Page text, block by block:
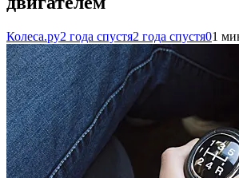
Колеса.ру2 года спустя2 года спустя01